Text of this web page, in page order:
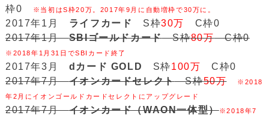
枠0
※当初はS枠20万。2017年9月に自動増枠で30万に。
2017年1月 ライフカード S枠30万
C枠0
2017年1月SBIゴールドカードS枠80万C枠0
※2018年1月31日でSBIカード終了
2017年3月 dカード GOLD S枠100万 C枠0
2017年7月イオンカードセレクトS枠50万
※2018
年2月にイオンゴールドカードセレクトにアップグレード
2017年7月イオンカード（WAON一体型）※2018年7